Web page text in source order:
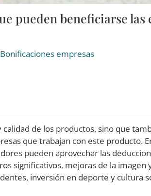
pueden beneficiarse las
Bonificaciones empresas
calidad de los productos, sino que
que trabajan con este producto.
pueden aprovechar las
significativos, mejoras de la imagen
inversión en deporte y cultura